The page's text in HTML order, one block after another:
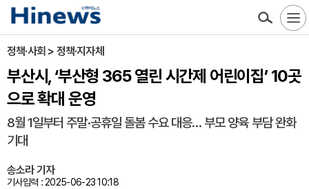
정책·사회 > 정책·지자체
부산시, ‘부산형 365 열린 시간제 어린이집’ 10곳
으로 확대 운영
8월 1일부터 주말·공휴일 돌봄 수요 대응… 부모 양육 부담 완화
기대
송소라 기자
기사입력 : 2025-06-23 10:18